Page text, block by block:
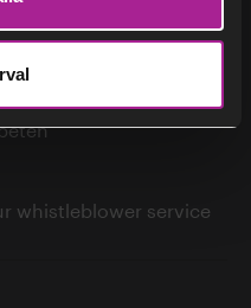
Dotzauer
whistleblower service